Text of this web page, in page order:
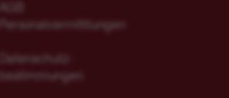
Personalvermittlungen
Datenschutz-
bestimmungen